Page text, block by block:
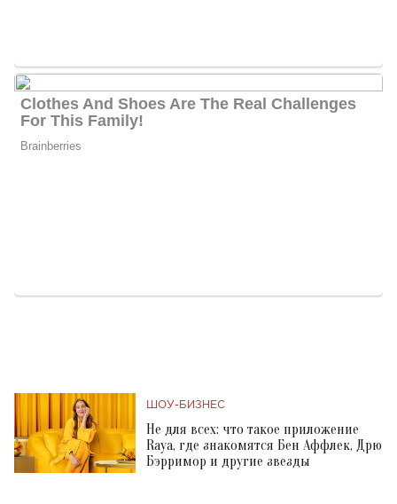
ШОУ-БИЗНЕС
Не для всех: что такое приложение
Raya, где знакомятся Бен Аффлек, Дрю
Бэрримор и другие звезды